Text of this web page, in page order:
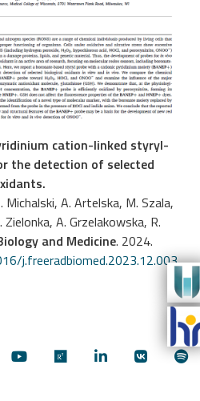
cation-linked styryl-
the detection of selected
Michalski, A. Artelska, M. Szala,
A. Grzelakowska, R.
and Medicine. 2024.
j.freeradbiomed.2023.12.003